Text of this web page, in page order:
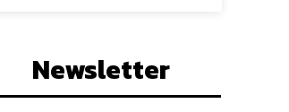
Newsletter